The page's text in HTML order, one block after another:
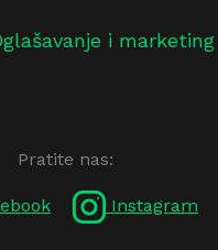
i marketing
Pratite nas:
Instagram